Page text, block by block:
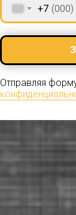
+7
Отправляя